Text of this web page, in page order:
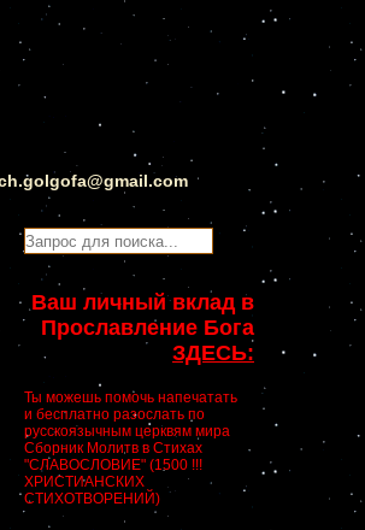
Ваш личный вклад в
Прославление Бога
ЗДЕСЬ:
Ты можешь помочь напечатать
и бесплатно разослать по
русскоязычным церквям мира
Сборник Молитв в Стихах
"СЛАВОСЛОВИЕ" (1500 !!!
ХРИСТИАНСКИХ
СТИХОТВОРЕНИЙ)